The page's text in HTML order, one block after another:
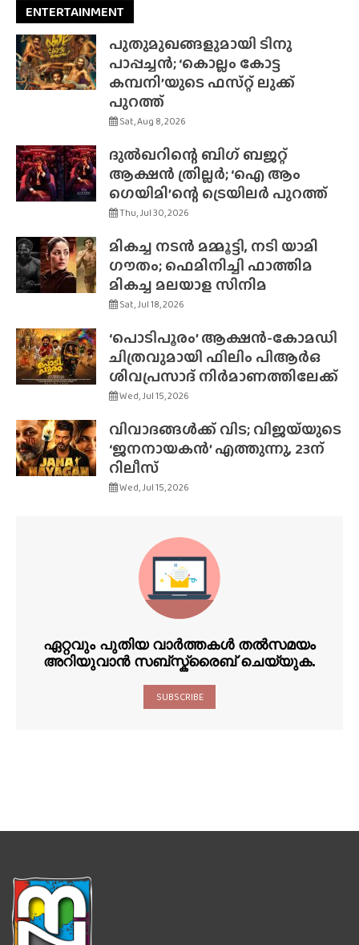
ENTERTAINMENT
പുതുമുഖങ്ങളുമായി ടിനു
പാപ്പച്ചൻ; ‘കൊല്ലം കോട്ട
കമ്പനി’യുടെ ഫസ്‌റ്റ് ലുക്ക്
പുറത്ത്
Sat, Aug 8, 2026
ദുൽഖറിന്റെ ബിഗ് ബജറ്റ്
ആക്ഷൻ ത്രില്ലർ; ‘ഐ ആം
ഗെയിമി’ന്റെ ട്രെയിലർ പുറത്ത്
Thu, Jul 30, 2026
മികച്ച നടൻ മമ്മൂട്ടി, നടി യാമി
ഗൗതം; ഫെമിനിച്ചി ഫാത്തിമ
മികച്ച മലയാള സിനിമ
Sat, Jul 18, 2026
‘പൊടിപൂരം’ ആക്ഷൻ-കോമഡി
ചിത്രവുമായി ഫിലിം പിആർഒ
ശിവപ്രസാദ് നിർമാണത്തിലേക്ക്
Wed, Jul 15, 2026
വിവാദങ്ങൾക്ക് വിട; വിജയ്‌യുടെ
‘ജനനായകൻ’ എത്തുന്നു, 23ന്
റിലീസ്
Wed, Jul 15, 2026
ഏറ്റവും പുതിയ വാർത്തകൾ തൽസമയം
അറിയുവാൻ സബ്സ്ക്രൈബ് ചെയ്യുക.
SUBSCRIBE